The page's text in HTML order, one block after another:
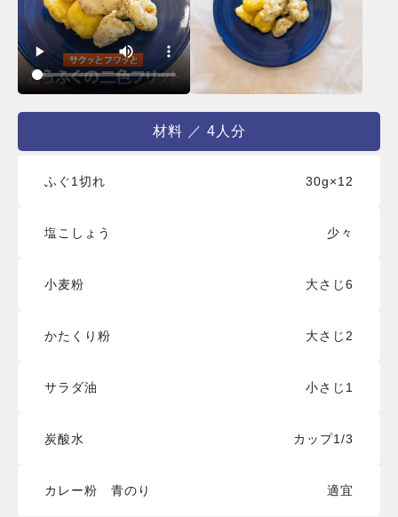
材料 ／ 4人分
ふぐ1切れ 30g×12
塩こしょう 少々
小麦粉 大さじ6
かたくり粉 大さじ2
サラダ油 小さじ1
炭酸水 カップ1/3
カレー粉 青のり 適宜